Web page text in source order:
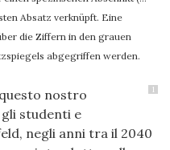
Absatz verknüpft. Eine
die Ziffern in den grauen
abgegriffen werden.
1
nostro
studenti e
negli anni tra il 2040